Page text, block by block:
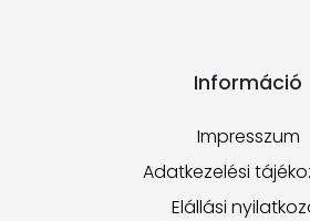
Információ
Impresszum
Adatkezelési
Elállási